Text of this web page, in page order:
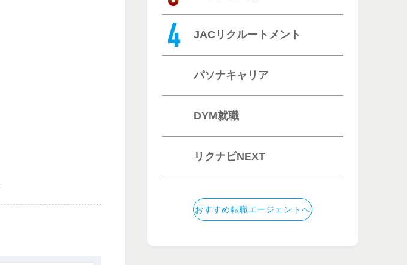
JACリクルートメント
パソナキャリア
DYM就職
リクナビNEXT
おすすめ転職エージェントへ